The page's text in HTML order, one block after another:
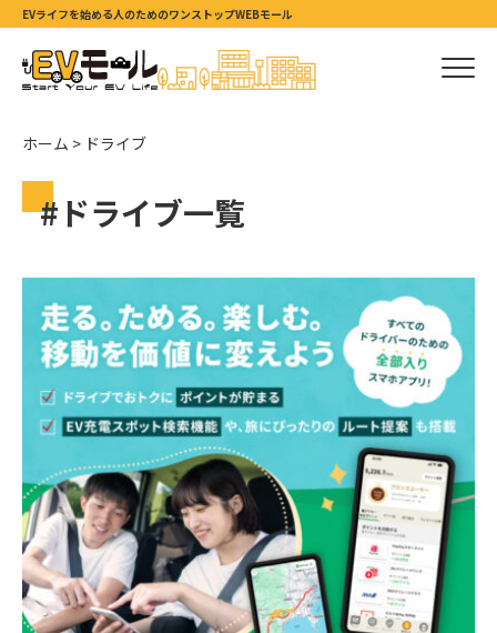
EVライフを始める人のためのワンストップWEBモール
ホーム > ドライブ
#ドライブ一覧